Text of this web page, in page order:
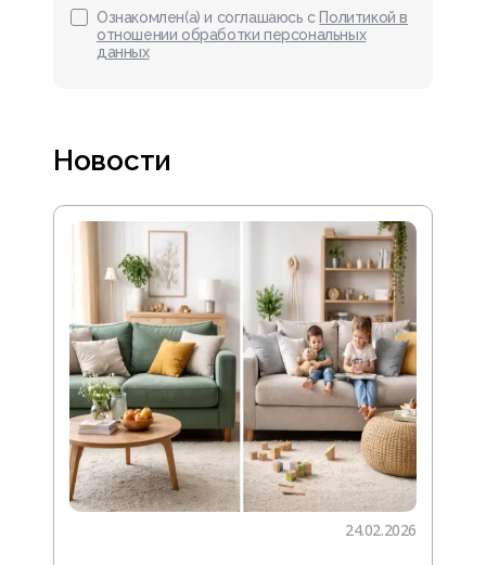
Ознакомлен(а) и соглашаюсь с Политикой в
отношении обработки персональных
данных
Новости
24.02.2026